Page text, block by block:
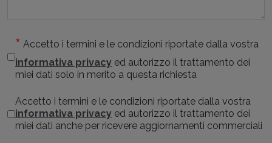
Accetto i termini e le condizioni riportate dalla vostra
informativa privacy ed autorizzo il trattamento dei
miei dati solo in merito a questa richiesta
Accetto i termini e le condizioni riportate dalla vostra
informativa privacy ed autorizzo il trattamento dei
miei dati anche per ricevere aggiornamenti commerciali